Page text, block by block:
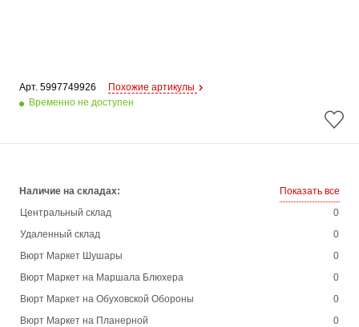
Арт. 5997749926
Похожие артикулы
Временно не доступен
Наличие на складах:
Показать все
Центральный склад
0
Удаленный склад
0
Вюрт Маркет Шушары
0
Вюрт Маркет на Маршала Блюхера
0
Вюрт Маркет на Обуховской Обороны
0
Вюрт Маркет на Планерной
0